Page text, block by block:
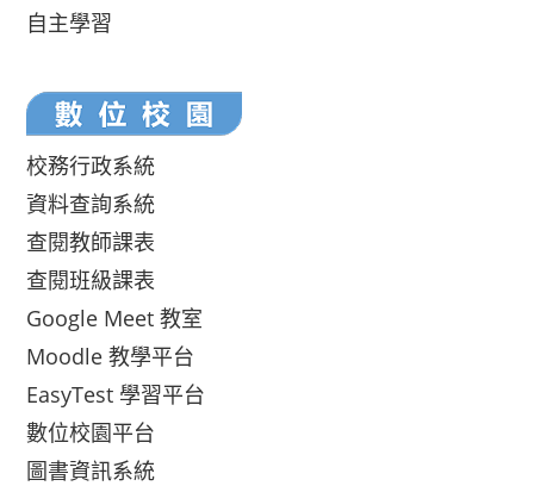
自主學習
校務行政系統
資料查詢系統
查閱教師課表
查閱班級課表
Google Meet 教室
Moodle 教學平台
EasyTest 學習平台
數位校園平台
圖書資訊系統